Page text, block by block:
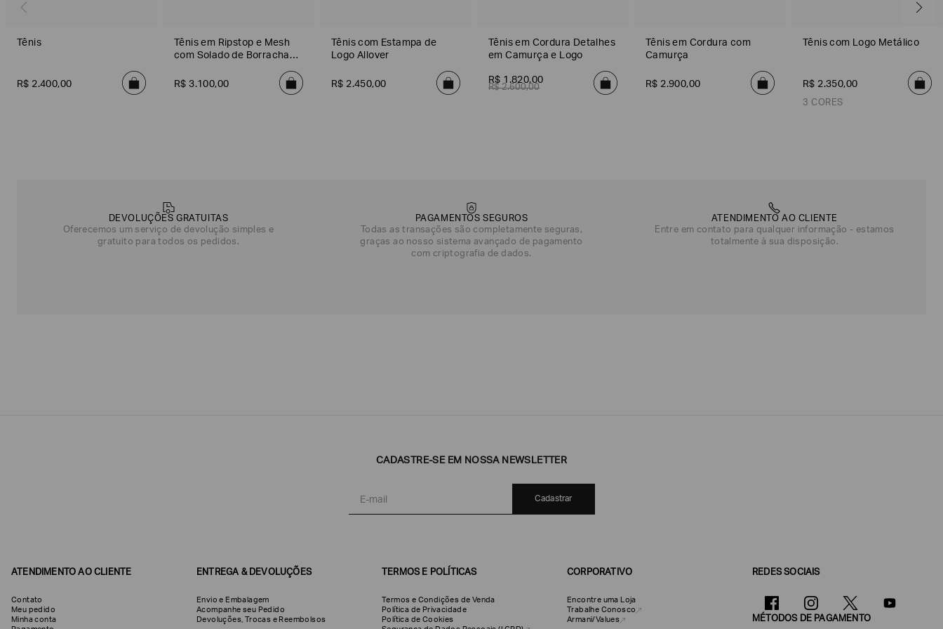
Tênis
R$ 2.400,00
Tênis em Ripstop e Mesh
com Solado de Borracha
R$ 3.100,00
Tênis com Estampa de
Logo Allover
R$ 2.450,00
Tênis em Cordura Detalhes
em Camurça e Logo
R$ 1 .820,00
R$ 2.600,00
Tênis em Cordura com
Camurça
R$ 2.900,00
Tênis com Logo Metálico
R$ 2.350,00
3 CORES
DEVOLUÇÕES GRATUITAS
Oferecemos um serviço de devolução simples e
gratuito para todos os pedidos.
PAGAMENTOS SEGUROS
Todas as transações são completamente seguras,
graças ao nosso sistema avançado de pagamento
com criptografia de dados.
ATENDIMENTO AO CLIENTE
Entre em contato para qualquer informação - estamos
totalmente à sua disposição.
CADASTRE-SE EM NOSSA NEWSLETTER
Cadastrar
ATENDIMENTO AO CLIENTE
Contato
Meu pedido
Minha conta
ENTREGA & DEVOLUÇÕES
Envio e Embalagem
Acompanhe seu Pedido
Devoluções, Trocas e Reembolsos
TERMOS E POLÍTICAS
Termos e Condições de Venda
Política de Privacidade
Política de Cookies
CORPORATIVO
Encontre uma Loja
Trabalhe Conosco
Armani/Values
REDES SOCIAIS
MÉTODOS DE PAGAMENTO
contar
mais
sobre
você?
EA7
Armani
Masculinos